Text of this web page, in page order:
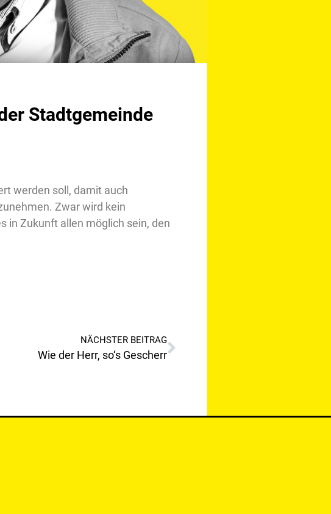
Stadtgemeinde
werden soll, damit auch
Zwar wird kein
in Zukunft allen möglich sein, den
NÄCHSTER BEITRAG
Wie der Herr, so‘s Gescherr